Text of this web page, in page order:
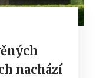
nachází